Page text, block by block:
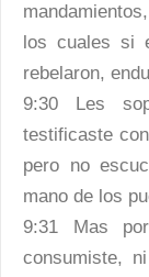
los cuales si
rebelaron,
9:30 Les
testificaste
pero no
mano de los
9:31 Mas
consumiste,